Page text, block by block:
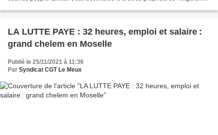
LA LUTTE PAYE : 32 heures, emploi et salaire :
grand chelem en Moselle
Publié le 25/11/2021 à 11:36
Par Syndicat CGT Le Meux